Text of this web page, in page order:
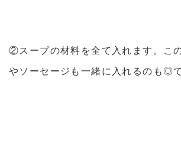
②スープの材料を全て入れます。こ
やソーセージも一緒に入れるのも◎